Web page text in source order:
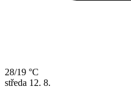
28/19 °C
středa 12. 8.